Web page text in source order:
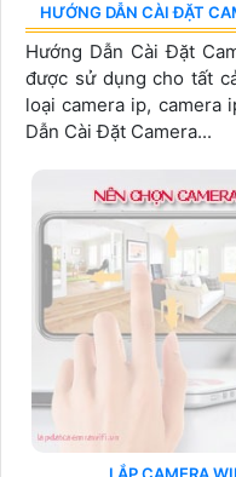
HƯỚNG DẪN CÀI ĐẶT
Hướng Dẫn Cài Đặt
được sử dụng cho tất
loại camera ip, camera
Dẫn Cài Đặt Camera...